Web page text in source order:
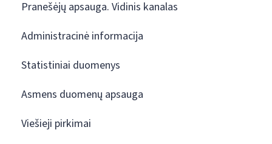
Pranešėjų apsauga. Vidinis kanalas
Administracinė informacija
Statistiniai duomenys
Asmens duomenų apsauga
Viešieji pirkimai